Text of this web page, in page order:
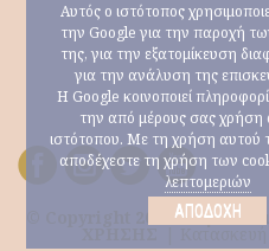
© Copyright 2026 Μαρία
Αυτός ο ιστότοπος
την Google για την παροχή
της, για την εξατομίκευση
για την ανάλυση της
Η Google κοινοποιεί
την από μέρους σας χρήση
ιστότοπου. Με τη χρήση αυτού
αποδέχεστε τη χρήση των
λεπτομεριών
ΑΠΟΔΟΧΉ